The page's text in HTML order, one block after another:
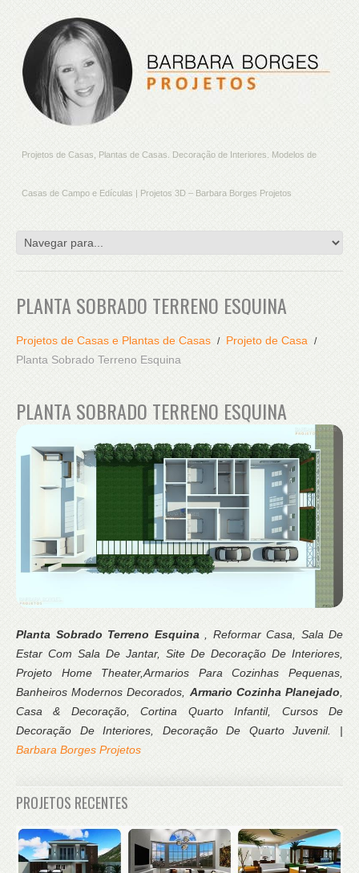
Projetos de Casas, Plantas de Casas. Decoração de Interiores. Modelos de
Casas de Campo e Edículas | Projetos 3D – Barbara Borges Projetos
PLANTA SOBRADO TERRENO ESQUINA
Projetos de Casas e Plantas de Casas
Projeto de Casa
Planta Sobrado Terreno Esquina
PLANTA SOBRADO TERRENO ESQUINA
Planta Sobrado Terreno Esquina , Reformar Casa, Sala De
Estar Com Sala De Jantar, Site De Decoração De Interiores,
Projeto Home Theater,Armarios Para Cozinhas Pequenas,
Banheiros Modernos Decorados, Armario Cozinha Planejado,
Casa & Decoração, Cortina Quarto Infantil, Cursos De
Decoração De Interiores, Decoração De Quarto Juvenil. |
Barbara Borges Projetos
PROJETOS RECENTES